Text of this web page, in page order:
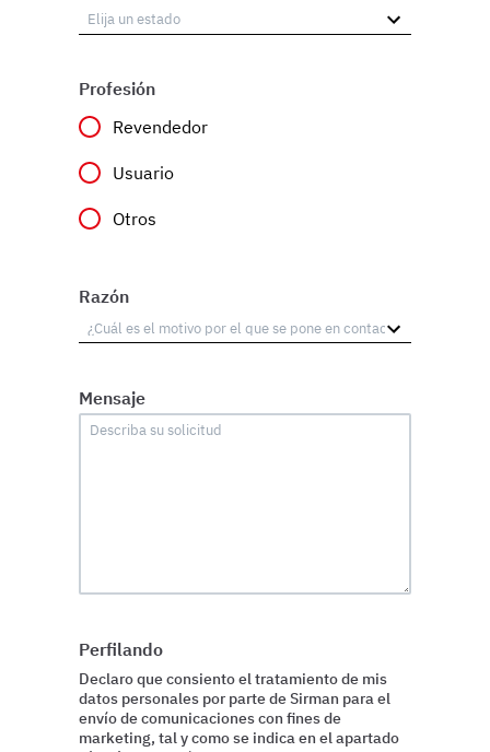
Profesión
Revendedor
Usuario
Otros
Razón
Mensaje
Perfilando
Declaro que consiento el tratamiento de mis
datos personales por parte de Sirman para el
envío de comunicaciones con fines de
marketing, tal y como se indica en el apartado